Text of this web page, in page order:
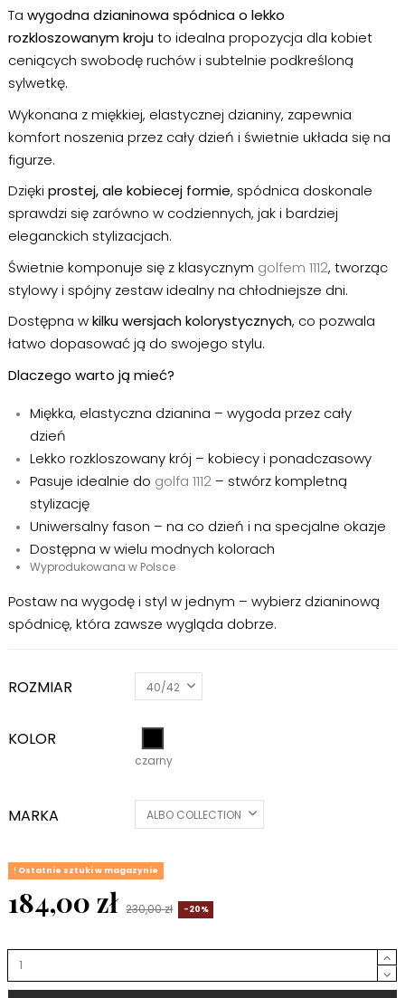
Ta wygodna dzianinowa spódnica o lekko
rozkloszowanym krojuto idealna propozycja dla kobiet
ceniących swobodę ruchów i subtelnie podkreśloną
sylwetkę.
Wykonana z miękkiej, elastycznej dzianiny, zapewnia
komfort noszenia przez cały dzień i świetnie układa się na
figurze.
Dzięki prostej, ale kobiecej formie, spódnica doskonale
sprawdzi się zarówno w codziennych, jak i bardziej
eleganckich stylizacjach.
Świetnie komponuje się z klasycznym golfem 1112, tworząc
stylowy i spójny zestaw idealny na chłodniejsze dni.
Dostępna wkilku wersjach kolorystycznych, co pozwala
łatwo dopasować ją do swojego stylu.
Dlaczego warto ją mieć?
Miękka, elastyczna dzianina – wygoda przez cały
dzień
Lekko rozkloszowany krój – kobiecy i ponadczasowy
Pasuje idealnie do golfa 1112 – stwórz kompletną
stylizację
Uniwersalny fason – na co dzień i na specjalne okazje
Dostępna w wielu modnych kolorach
Wyprodukowana w Polsce
Postaw na wygodę i styl w jednym – wybierz dzianinową
spódnicę, która zawsze wygląda dobrze.
ROZMIAR
KOLOR
czarny
MARKA
Ostatnie sztuki w magazynie
184,00 zł 230,00 zł -20%